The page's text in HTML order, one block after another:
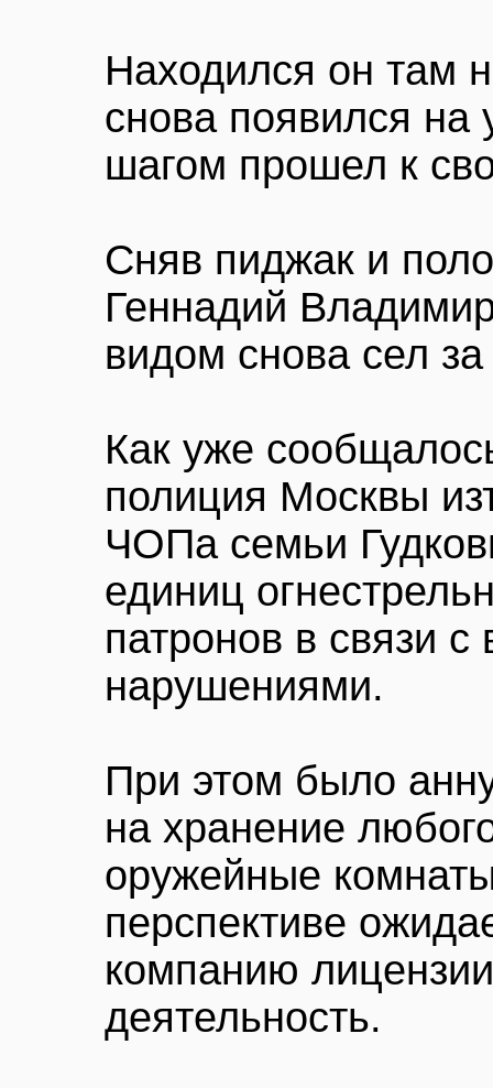
Находился он там
снова появился
шагом прошел к
Сняв пиджак и
Геннадий
видом снова сел
Как уже
полиция Москвы
ЧОПа семьи
единиц
патронов в связи
нарушениями.
При этом было
на хранение
оружейные
перспективе
компанию
деятельность.